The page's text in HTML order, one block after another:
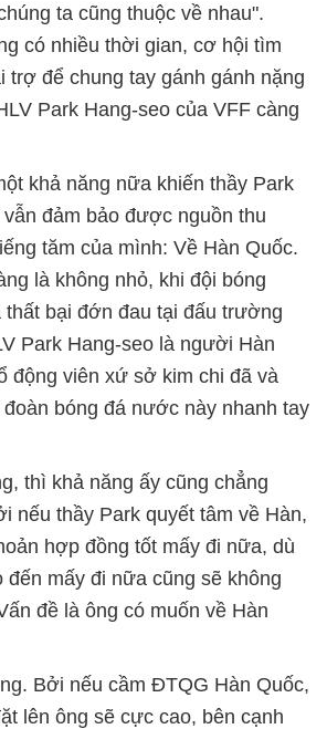
ta cũng thuộc về nhau".
có nhiều thời gian, cơ hội tìm
trợ để chung tay gánh gánh nặng
Park Hang-seo của VFF càng
khả năng nữa khiến thầy Park
đảm bảo được nguồn thu
tăm của mình: Về Hàn Quốc.
là không nhỏ, khi đội bóng
bại đớn đau tại đấu trường
Park Hang-seo là người Hàn
động viên xứ sở kim chi đã và
bóng đá nước này nhanh tay
thì khả năng ấy cũng chẳng
nếu thầy Park quyết tâm về Hàn,
hợp đồng tốt mấy đi nữa, dù
mấy đi nữa cũng sẽ không
đề là ông có muốn về Hàn
Bởi nếu cầm ĐTQG Hàn Quốc,
lên ông sẽ cực cao, bên cạnh